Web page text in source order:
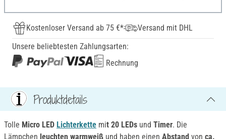
Kostenloser Versand ab 75 €*
Versand mit DHL
Unsere beliebtesten Zahlungsarten:
Rechnung
Produktdetails
Tolle Micro LED Lichterkette mit 20 LEDs und Timer. Die
Lämpchen leuchten warmweiß und haben einen Abstand von ca.